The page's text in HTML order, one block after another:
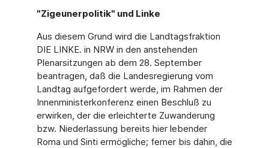
"Zigeunerpolitik" und Linke
Aus diesem Grund wird die Landtagsfraktion
DIE LINKE. in NRW in den anstehenden
Plenarsitzungen ab dem 28. September
beantragen, daß die Landesregierung vom
Landtag aufgefordert werde, im Rahmen der
Innenministerkonferenz einen Beschluß zu
erwirken, der die erleichterte Zuwanderung
bzw. Niederlassung bereits hier lebender
Roma und Sinti ermögliche; ferner bis dahin, die